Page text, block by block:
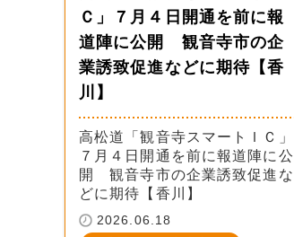
Ｃ」７月４日開通を前に報
道陣に公開 観音寺市の企
業誘致促進などに期待【香
川】
高松道「観音寺スマートＩＣ」
７月４日開通を前に報道陣に公
開 観音寺市の企業誘致促進な
どに期待【香川】
2026.06.18